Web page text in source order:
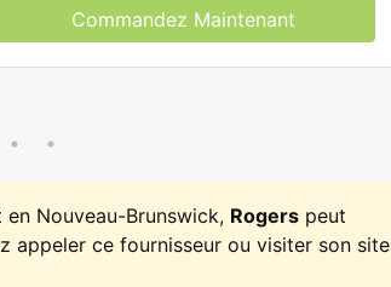
Commandez Maintenant
Nouveau-Brunswick, Rogers peut
appeler ce fournisseur ou visiter son site